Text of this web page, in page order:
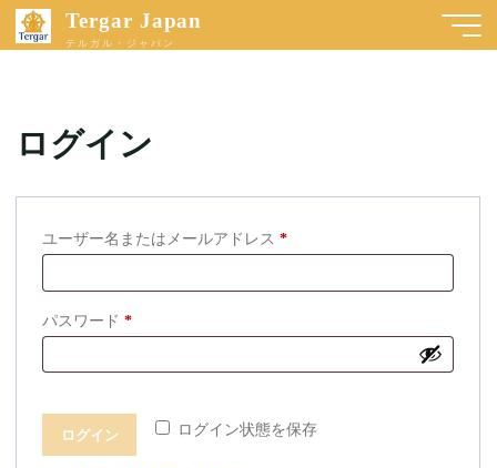
Tergar Japan
テルガル・ジャパン
ログイン
ユーザー名またはメールアドレス*必
パスワード*必
ログイン状態を保存
ログイン